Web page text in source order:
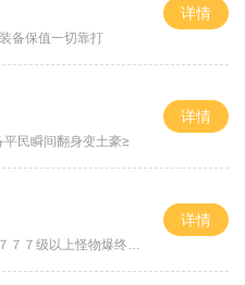
备保值一切靠打
详情
民瞬间翻身变土豪≥
详情
７级以上怪物爆终极
详情